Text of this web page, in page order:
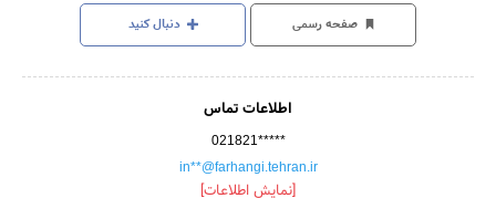
صفحه رسمی دنبال کنید
اطلاعات تماس
021821*****
in**@farhangi.tehran.ir
[نمایش اطلاعات]